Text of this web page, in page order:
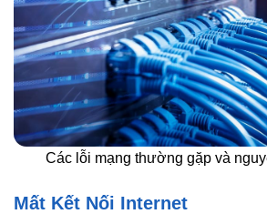
Các lỗi mạng thường gặp và
Mất Kết Nối Internet